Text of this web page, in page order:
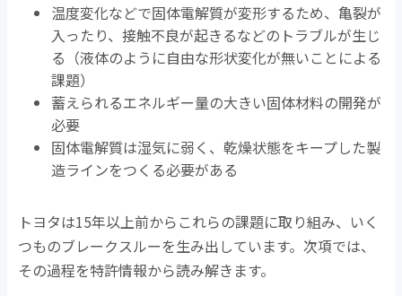
温度変化などで固体電解質が変形するため、亀裂が
入ったり、接触不良が起きるなどのトラブルが生じ
る（液体のように自由な形状変化が無いことによる
課題）
蓄えられるエネルギー量の大きい固体材料の開発が
必要
固体電解質は湿気に弱く、乾燥状態をキープした製
造ラインをつくる必要がある
トヨタは15年以上前からこれらの課題に取り組み、いく
つものブレークスルーを生み出しています。次項では、
その過程を特許情報から読み解きます。